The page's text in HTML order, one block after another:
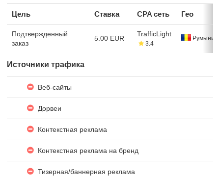
Цель Ставка CPA сеть Гео
Подтвержденный
заказ
5.00 EUR
TrafficLight
3.4
Румыния
Источники трафика
Веб-сайты
Дорвеи
Контекстная реклама
Контекстная реклама на бренд
Тизерная/баннерная реклама